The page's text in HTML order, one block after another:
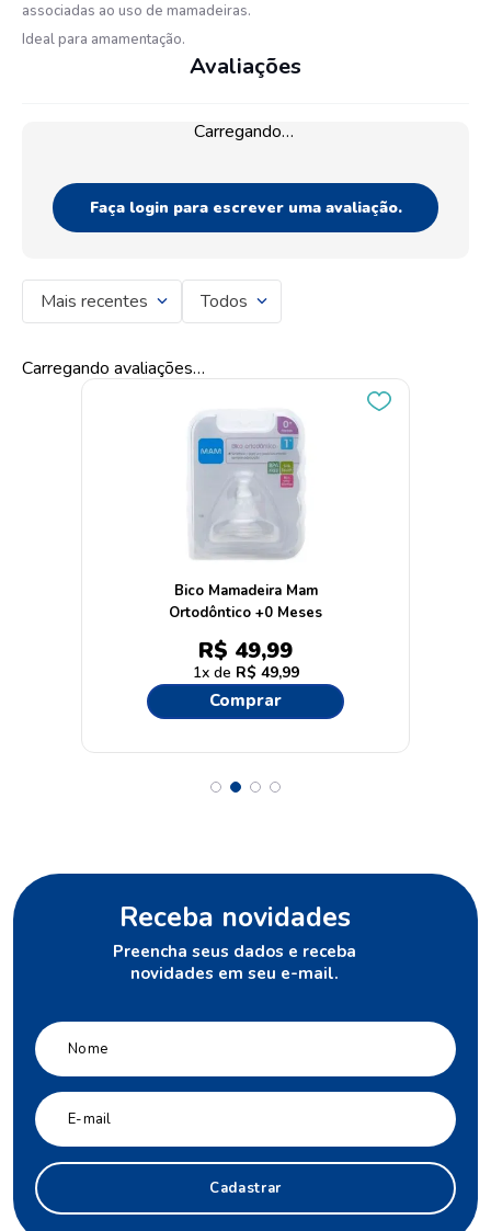
associadas ao uso de mamadeiras.
Ideal para amamentação.
Avaliações
Carregando…
Faça login para escrever uma avaliação.
Mais recentes Todos
Carregando avaliações…
Bico Mamadeira Mam
Ortodôntico +0 Meses
R$ 49,99
1 R$ 49,99
Comprar
Receba novidades
Preencha seus dados e receba
novidades em seu e-mail.
Cadastrar